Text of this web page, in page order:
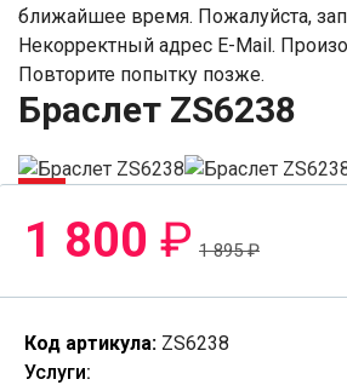
ближайшее время. Пожалуйста,
Некорректный адрес E-Mail.
Повторите попытку позже.
Браслет ZS6238
-6%
1 800 ₽ 1 895₽
Код артикула: ZS6238
Услуги: